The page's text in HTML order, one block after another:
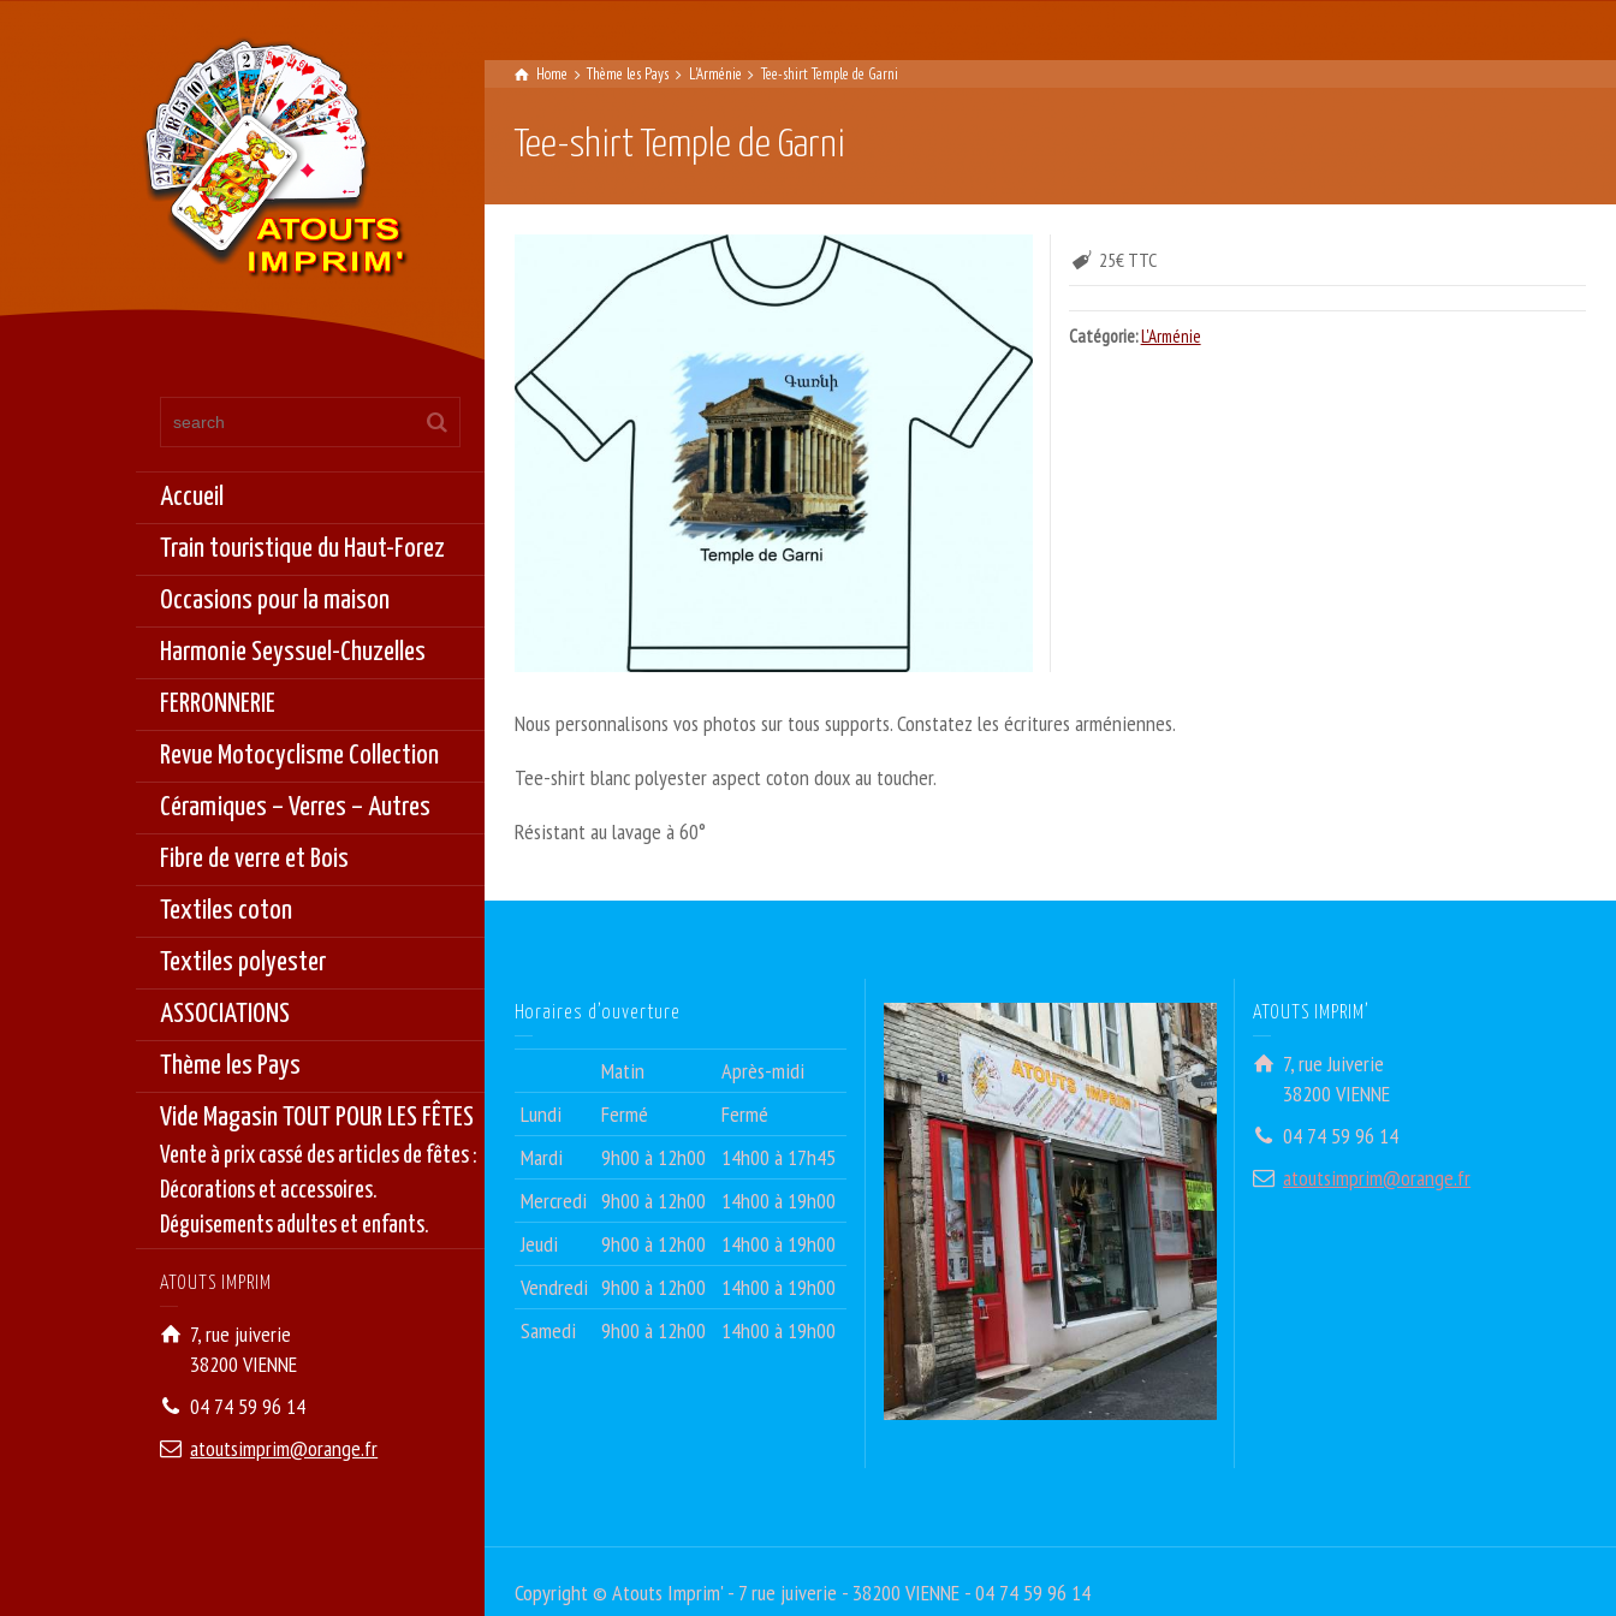
Accueil
Train touristique du Haut-Forez
Occasions pour la maison
Harmonie Seyssuel-Chuzelles
FERRONNERIE
Revue Motocyclisme Collection
Céramiques – Verres – Autres
Fibre de verre et Bois
Textiles coton
Textiles polyester
ASSOCIATIONS
Thème les Pays
Vide Magasin TOUT POUR LES FÊTES
Vente à prix cassé des articles de fêtes :
Décorations et accessoires.
Déguisements adultes et enfants.
ATOUTS IMPRIM
7, rue juiverie
38200 VIENNE
04 74 59 96 14
atoutsimprim@orange.fr
Home Thème les Pays L'Arménie Tee-shirt Temple de Garni
Tee-shirt Temple de Garni
25€ TTC
Catégorie:L'Arménie
Nous personnalisons vos photos sur tous supports. Constatez les écritures arméniennes.
Tee-shirt blanc polyester aspect coton doux au toucher.
Résistant au lavage à 60°
Horaires d’ouverture
Matin
Après-midi
Lundi
Fermé
Fermé
Mardi
9h00 à 12h00
14h00 à 17h45
Mercredi 9h00 à 12h00
14h00 à 19h00
Jeudi
9h00 à 12h00
14h00 à 19h00
Vendredi 9h00 à 12h00
14h00 à 19h00
Samedi
9h00 à 12h00 14h00 à 19h00
ATOUTS IMPRIM’
7, rue Juiverie
38200 VIENNE
04 74 59 96 14
atoutsimprim@orange.fr
Copyright © Atouts Imprim' - 7 rue juiverie - 38200 VIENNE - 04 74 59 96 14